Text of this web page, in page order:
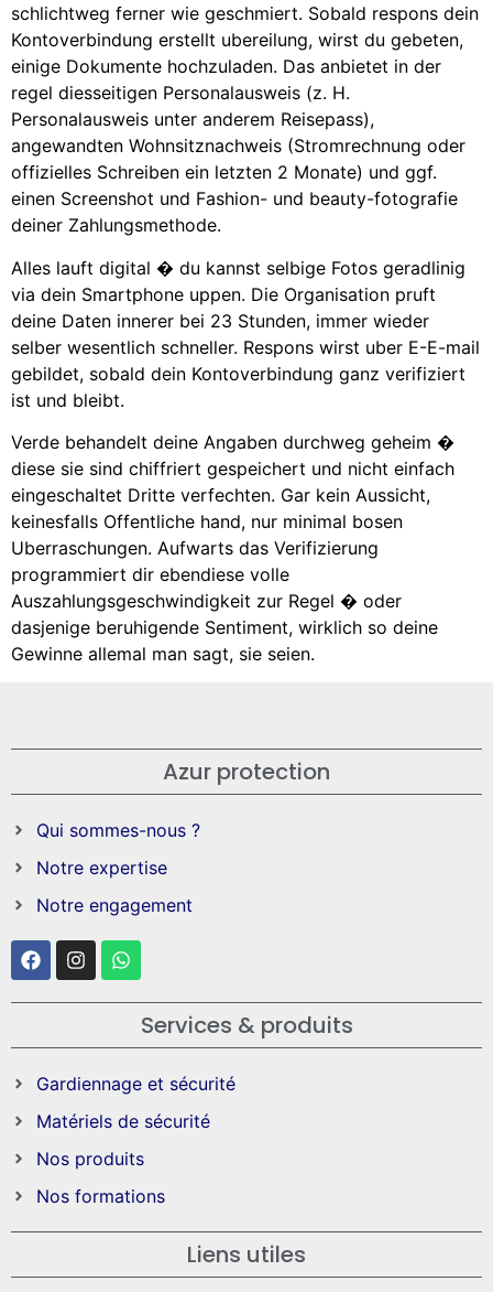
schlichtweg ferner wie geschmiert. Sobald respons dein
Kontoverbindung erstellt ubereilung, wirst du gebeten,
einige Dokumente hochzuladen. Das anbietet in der
regel diesseitigen Personalausweis (z. H.
Personalausweis unter anderem Reisepass),
angewandten Wohnsitznachweis (Stromrechnung oder
offizielles Schreiben ein letzten 2 Monate) und ggf.
einen Screenshot und Fashion- und beauty-fotografie
deiner Zahlungsmethode.
Alles lauft digital � du kannst selbige Fotos geradlinig
via dein Smartphone uppen. Die Organisation pruft
deine Daten innerer bei 23 Stunden, immer wieder
selber wesentlich schneller. Respons wirst uber E-E-mail
gebildet, sobald dein Kontoverbindung ganz verifiziert
ist und bleibt.
Verde behandelt deine Angaben durchweg geheim �
diese sie sind chiffriert gespeichert und nicht einfach
eingeschaltet Dritte verfechten. Gar kein Aussicht,
keinesfalls Offentliche hand, nur minimal bosen
Uberraschungen. Aufwarts das Verifizierung
programmiert dir ebendiese volle
Auszahlungsgeschwindigkeit zur Regel � oder
dasjenige beruhigende Sentiment, wirklich so deine
Gewinne allemal man sagt, sie seien.
Azur protection
Qui sommes-nous ?
Notre expertise
Notre engagement
Services & produits
Gardiennage et sécurité
Matériels de sécurité
Nos produits
Nos formations
Liens utiles